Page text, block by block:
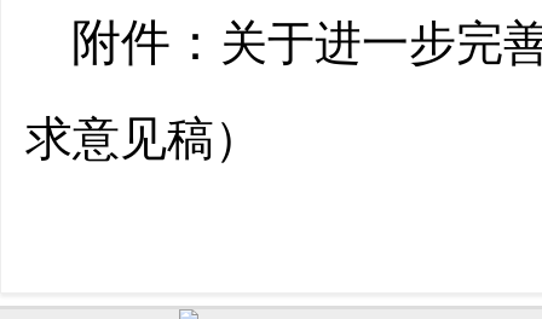
附件： 关于进一步完
求意见稿）